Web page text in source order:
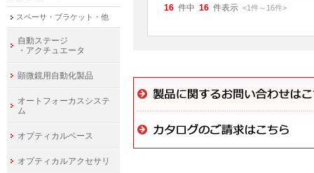
16 件中 16 件表示 <1件～ 16件>
スペーサ・ブラケット・他
自動ステージ
・アクチュエータ
顕微鏡用自動化製品
オートフォーカスシステ
ム
オプティカルベース
オプティカルアクセサリ